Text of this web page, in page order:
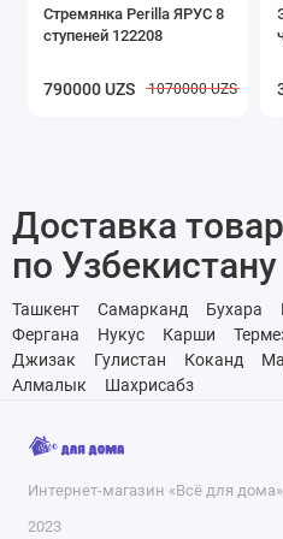
фиалки в 1-литровом горшке
300 г субстрата.
Внесение большего
только повысить
продлить срок полезного
Стремянка Perilla ЯРУС 8
ступеней 122208
790000 UZS 1070000 UZS
Доставка
по Узбекистану
Ташкент Самарканд Бухара
Фергана
Нукус Карши
Джизак
Гулистан Коканд
Алмалык
Шахрисабз
Интернет-магазин «Всё для дома»
2023